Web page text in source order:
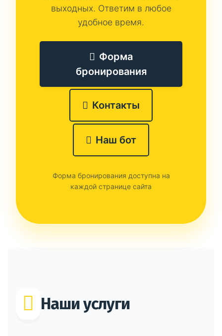
выходных. Ответим в любое
удобное время.
Форма
бронирования
Контакты
Наш бот
Форма бронирования доступна на
каждой странице сайта
Наши услуги